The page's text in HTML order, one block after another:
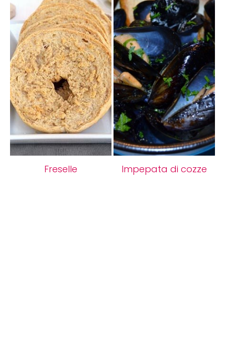
Freselle Impepata di cozze